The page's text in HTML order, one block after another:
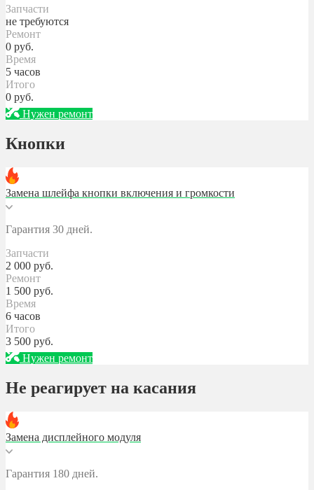
Запчасти
не требуются
Ремонт
0 руб.
Время
5 часов
Итого
0 руб.
Нужен ремонт
Кнопки
Замена шлейфа кнопки включения и громкости
Гарантия 30 дней.
Запчасти
2 000 руб.
Ремонт
1 500 руб.
Время
6 часов
Итого
3 500 руб.
Нужен ремонт
Не реагирует на касания
Замена дисплейного модуля
Гарантия 180 дней.